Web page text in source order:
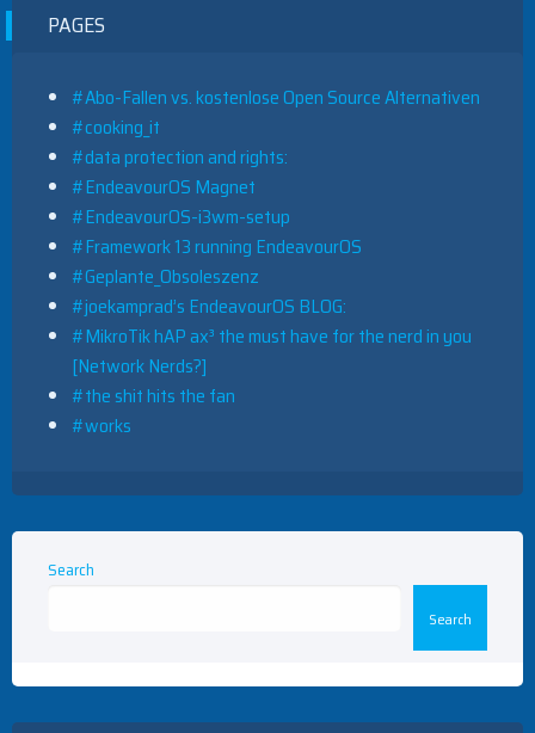
PAGES
#Abo-Fallen vs. kostenlose Open Source Alternativen
#cooking_it
#data protection and rights:
#EndeavourOS Magnet
#EndeavourOS-i3wm-setup
#Framework 13 running EndeavourOS
#Geplante_Obsoleszenz
#joekamprad’s EndeavourOS BLOG:
#MikroTik hAP ax³ the must have for the nerd in you
[Network Nerds?]
#the shit hits the fan
#works
Search
Search